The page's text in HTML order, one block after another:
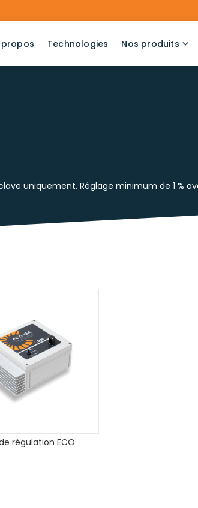
propos Technologies Nos produits
uniquement. Réglage minimum de 1 %
régulation ECO